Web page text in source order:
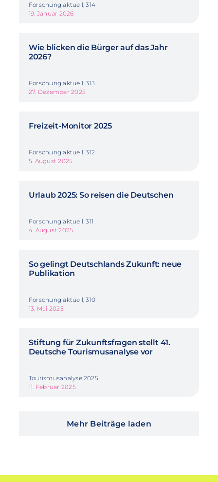
Forschung aktuell, 314
19. Januar 2026
Wie blicken die Bürger auf das Jahr
2026?
Forschung aktuell, 313
27. Dezember 2025
Freizeit-Monitor 2025
Forschung aktuell, 312
5. August 2025
Urlaub 2025: So reisen die Deutschen
Forschung aktuell, 311
4. August 2025
So gelingt Deutschlands Zukunft: neue
Publikation
Forschung aktuell, 310
13. Mai 2025
Stiftung für Zukunftsfragen stellt 41.
Deutsche Tourismusanalyse vor
Tourismusanalyse 2025
11. Februar 2025
Mehr Beiträge laden